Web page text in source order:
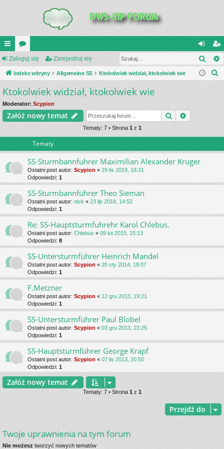
UI
C
K
_L
IN
or
a
al
og
ar
ej
Zaloguj się Zarejestruj się
Indeks witryny Allgemeine SS Ktokolwiek widział, ktokolwiek wie
Ktokolwiek widział, ktokolwiek wie
Moderator: Scypion
Załóż nowy temat Szukaj
Tematy: 7 • Strona 1 z 1
Tematy
SS-Sturmbannfuhrer Maximilian Alexander Kruger
Ostatni post autor: Scypion « 29 lis 2019, 18:31
Odpowiedzi: 1
SS-Sturmbannführer Theo Sieman
Ostatni post autor: nick « 23 lip 2018, 14:52
Odpowiedzi: 1
Re: SS-Hauptsturmfuhrehr Karol Chlebus.
Ostatni post autor: Chlebus « 09 lut 2015, 15:13
Odpowiedzi: 8
SS-Untersturmführer Heinrich Mandel
Ostatni post autor: Scypion « 20 sty 2014, 19:07
Odpowiedzi: 1
F.Metzner
Ostatni post autor: Scypion « 12 gru 2013, 19:21
Odpowiedzi: 1
SS-Untersturmführer Paul Blobel
Ostatni post autor: Scypion « 03 gru 2013, 23:25
Odpowiedzi: 1
SS-Hauptsturmführer George Krapf
Ostatni post autor: Scypion « 07 lis 2013, 20:50
Odpowiedzi: 1
Załóż nowy temat
Tematy: 7 • Strona 1z 1
Przejdź do
Twoje uprawnienia na tym forum
Nie możesz tworzyć nowych tematów